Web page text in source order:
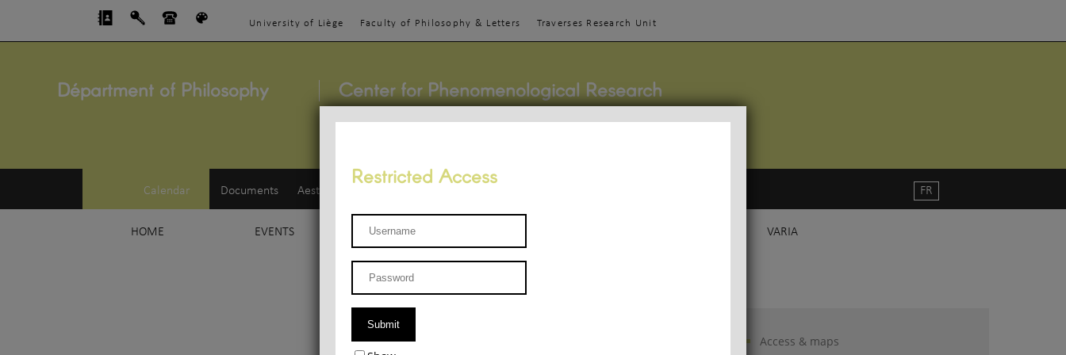
University of Liège Faculty of Philosophy & Letters Traverses Research Unit
Départment of Philosophy Center for Phenomenological Research
Calendar Documents Aesthetics
HOME EVENTS TEACHINGS VARIA
FR
Access & maps
Restricted Access